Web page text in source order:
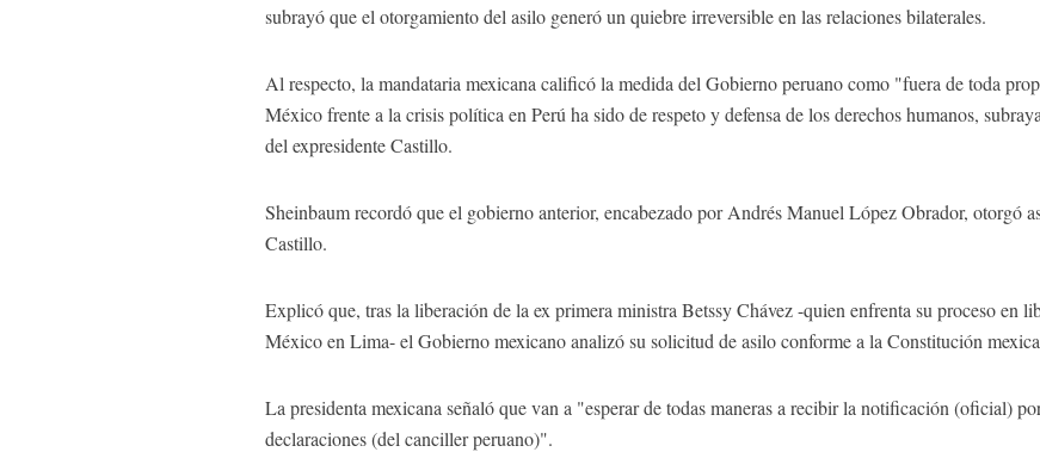
subrayó que el otorgamiento del asilo generó un quiebre irreversible en las relaciones bilaterales.
Al respecto, la mandataria mexicana calificó la medida del Gobierno peruano como "fuera de toda
México frente a la crisis política en Perú ha sido de respeto y defensa de los derechos humanos,
del expresidente Castillo.
Sheinbaum recordó que el gobierno anterior, encabezado por Andrés Manuel López Obrador, otorgó
Castillo.
Explicó que, tras la liberación de la ex primera ministra Betssy Chávez -quien enfrenta su proceso en
México en Lima- el Gobierno mexicano analizó su solicitud de asilo conforme a la Constitución
La presidenta mexicana señaló que van a "esperar de todas maneras a recibir la notificación (oficial)
declaraciones (del canciller peruano)".